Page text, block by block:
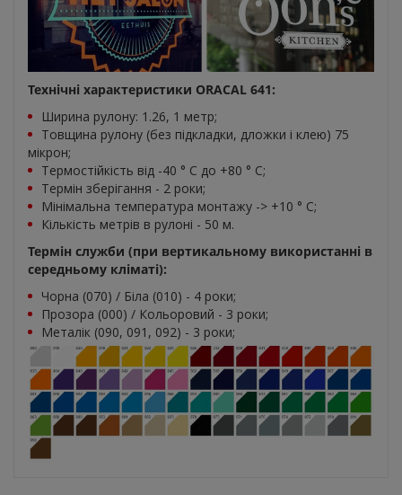
Технічні характеристики ORACAL 641:
Ширина рулону: 1.26, 1 метр;
Товщина рулону (без підкладки, дложки і клею) 75
мікрон;
Термостійкість від -40 ° C до +80 ° С;
Термін зберігання - 2 роки;
Мінімальна температура монтажу -> +10 ° С;
Кількість метрів в рулоні - 50 м.
Термін служби (при вертикальному використанні в
середньому кліматі):
Чорна (070) / Біла (010) - 4 роки;
Прозора (000) / Кольоровий - 3 роки;
Металік (090, 091, 092) - 3 роки;